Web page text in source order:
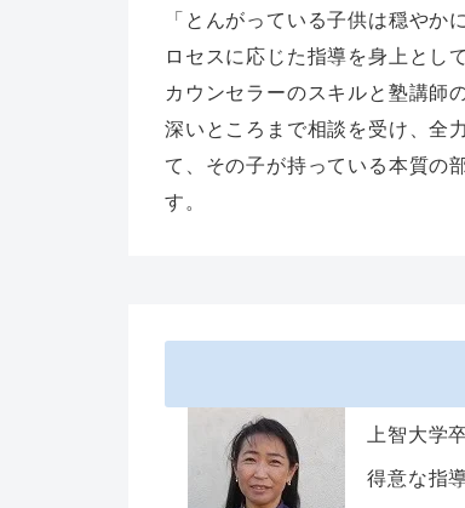
「とんがっている子供は穏や
ロセスに応じた指導を身上とし
カウンセラーのスキルと塾講師
深いところまで相談を受け、全
て、その子が持っている本質の
す。
上智大学
得意な指